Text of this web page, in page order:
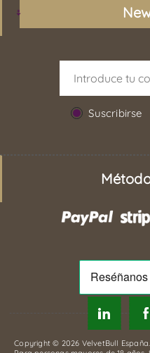
Suscribirse
Copyright © 2026 VelvetBull